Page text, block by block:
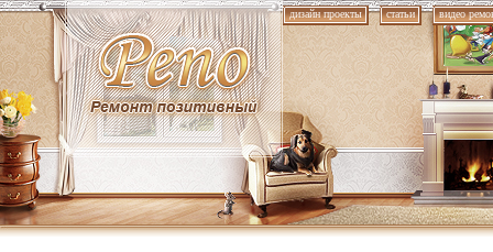
дизайн проекты статьи видео